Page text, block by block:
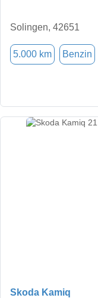
Solingen, 42651
5.000 km Benzin
Skoda Kamiq